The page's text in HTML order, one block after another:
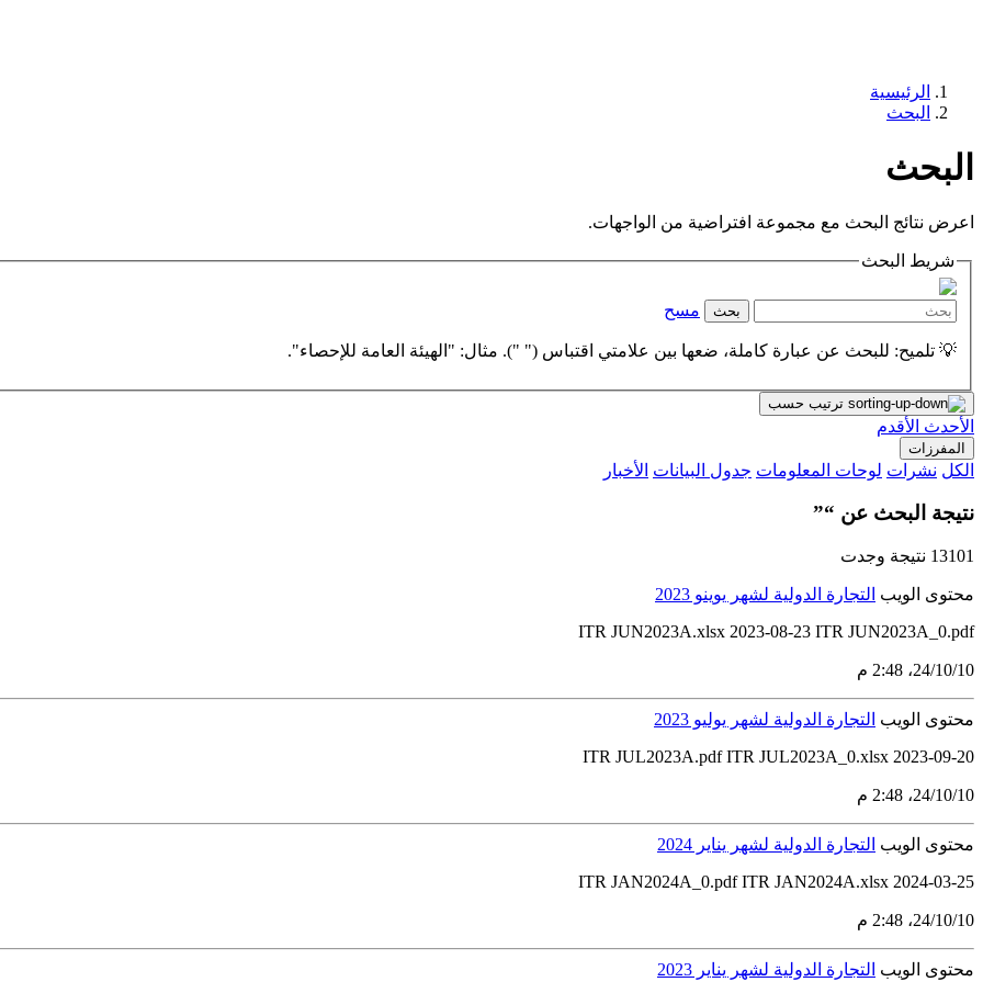
الرئيسية
البحث
البحث
اعرض نتائج البحث مع مجموعة افتراضية من الواجهات.
شريط البحث
بحث مسح
💡 تلميح: للبحث عن عبارة كاملة، ضعها بين علامتي اقتباس (" "). مثال: "الهيئة العامة للإحصاء".
ترتيب حسب
الأحدث الأقدم
المفرزات
الكل نشرات لوحات المعلومات جدول البيانات الأخبار
نتيجة البحث عن “”
13101 نتيجة وجدت
محتوى الويب التجارة الدولية لشهر يوينو 2023
ITR JUN2023A.xlsx 2023-08-23 ITR JUN2023A_0.pdf
10‏/10‏/24، 2:48 م
محتوى الويب التجارة الدولية لشهر يوليو 2023
ITR JUL2023A.pdf ITR JUL2023A_0.xlsx 2023-09-20
10‏/10‏/24، 2:48 م
محتوى الويب التجارة الدولية لشهر يناير 2024
ITR JAN2024A_0.pdf ITR JAN2024A.xlsx 2024-03-25
10‏/10‏/24، 2:48 م
محتوى الويب التجارة الدولية لشهر يناير 2023